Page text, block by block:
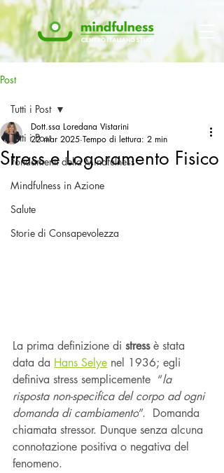
Post
Tutti i Post
Fondamenti della Mindfulness
Mindfulness in Azione
Salute
Storie di Consapevolezza
Tutti i Post
Stress e Logoramento Fisico
Dott.ssa Loredana Vistarini
22 mar 2025 Tempo di lettura: 2 min
La prima definizione di stress è stata
data da Hans Selye nel 1936; egli
definiva stress semplicemente  “la
risposta non-specifica del corpo ad ogni
domanda di cambiamento”.  Domanda
chiamata stressor. Dunque senza alcuna
connotazione positiva o negativa del
fenomeno.